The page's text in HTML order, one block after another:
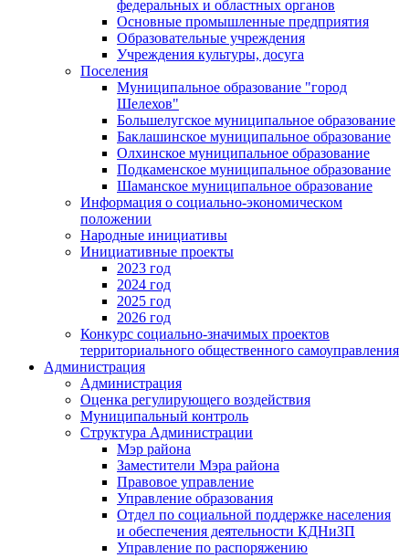
федеральных и областных органов
Основные промышленные предприятия
Образовательные учреждения
Учреждения культуры, досуга
Поселения
Муниципальное образование "город
Шелехов"
Большелугское муниципальное образование
Баклашинское муниципальное образование
Олхинское муниципальное образование
Подкаменское муниципальное образование
Шаманское муниципальное образование
Информация о социально-экономическом
положении
Народные инициативы
Инициативные проекты
2023 год
2024 год
2025 год
2026 год
Конкурс социально-значимых проектов
территориального общественного самоуправления
Администрация
Администрация
Оценка регулирующего воздействия
Муниципальный контроль
Структура Администрации
Мэр района
Заместители Мэра района
Правовое управление
Управление образования
Отдел по социальной поддержке населения
и обеспечения деятельности КДНиЗП
Управление по распоряжению